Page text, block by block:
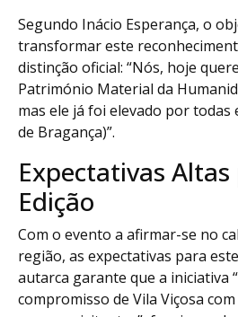
Segundo Inácio Esperança, o
transformar este
distinção oficial: “Nós, hoje
Património Material da
mas ele já foi elevado por todas
de Bragança)”.
Expectativas Altas
Edição
Com o evento a afirmar-se no
região, as expectativas para
autarca garante que a iniciativa
compromisso de Vila Viçosa